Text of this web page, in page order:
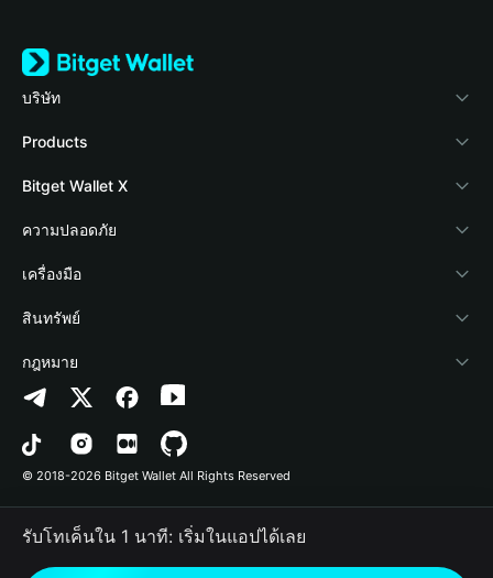
บริษัท
เกี่ยวกับ Bitget Wallet
Blog
Academy
ข่าวสารด้านคริปโต
ศูนย์ช่วยเหลือ
ติดต่อเรา
ทรัพยากรข้อมูลของแบรนด์
อาชีพ
Products
Crypto Card
Stablecoin Earn
Payfi Crypto
Crypto Swap API
Altcoin Season Index
Prediction Markets
DApp
RWA
Bitget Wallet X
นักพัฒนา
เชื่อมต่อ Wallet
Bitget Wallet Pay
ลิสต์โปรเจกต์
ความปลอดภัย
Protection Fund
เทคโนโลยีความปลอดภัย
เครื่องมือ
ซื้อคริปโต
การตรวจจับการอนุญาต
การตรวจจับสัญญา
การโอนเป็นชุด
สินทรัพย์
Arbitrum
Avalanche
Bitcoin
Polygon
กฎหมาย
นโยบายความเป็นส่วนตัว
ข้อตกลงในการใช้บริการ
© 2018-2026 Bitget Wallet All Rights Reserved
รับโทเค็นใน 1 นาที: เริ่มในแอปได้เลย